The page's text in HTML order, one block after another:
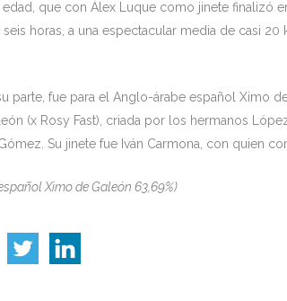
que con Álex Luque como jinete finalizó
horas, a una espectacular media de casi
parte, fue para el Anglo-árabe español Ximo
(x Rosy Fast), criada por los hermanos
Su jinete fue Iván Carmona, con quien
Ximo de Galeón 63,69%)